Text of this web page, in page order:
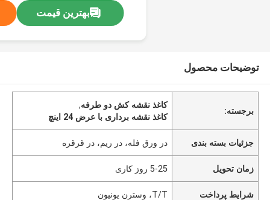
بهترین قیمت
توضیحات محصول
برجسته:
کاغذ نقشه کش دو طرفه,
کاغذ نقشه برداری با عرض 24 اینچ
جزئیات بسته بندی در ورق فله، در ریم، در قرقره
زمان تحویل 5-25 روز کاری
شرایط پرداخت T/T، وسترن یونیون